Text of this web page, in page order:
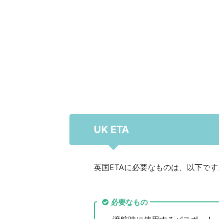
UK ETA
英国ETAに必要なものは、以下で
必要なもの